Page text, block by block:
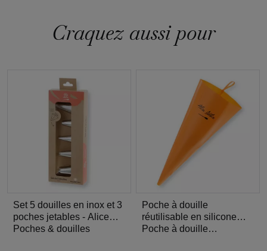
Craquez aussi pour
Set 5 douilles en inox et 3
poches jetables - Alice
Délice
Poches & douilles
Poche à douille
réutilisable en silicone
40cm - Alice Délice
Poche à douille